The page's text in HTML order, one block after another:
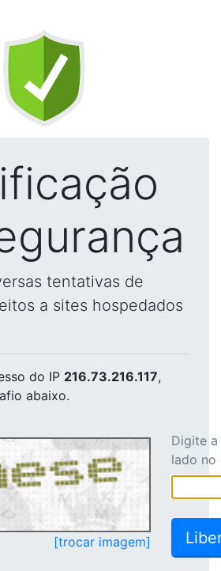
tentativas de
a sites hospedados
do IP 216.73.216.117,
abaixo.
[trocar imagem]
Digite
lado no